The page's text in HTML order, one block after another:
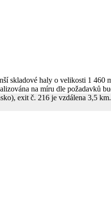
skladové haly o velikosti 1 460
na míru dle požadavků
exit č. 216 je vzdálena 3,5